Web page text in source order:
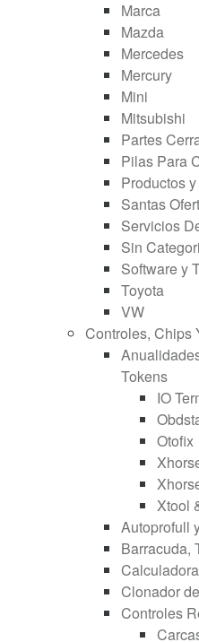
Marca
Mazda
Mercedes
Mercury
Mini
Mitsubishi
Partes
Pilas Para
Productos
Santas
Servicios
Sin
Software y
Toyota
VW
Controles, Chips
Tokens
IO
Otofix
Xtool
Autoprofull
Barracuda,
Clonador
Controles